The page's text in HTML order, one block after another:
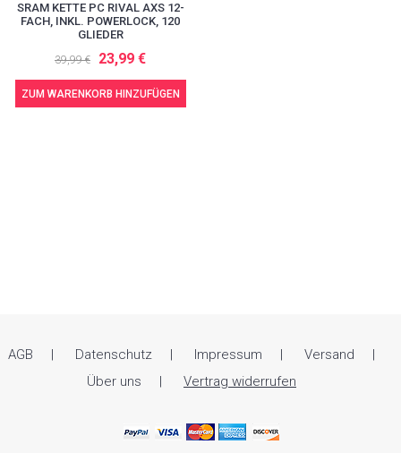
SRAM KETTE PC RIVAL AXS 12-
FACH, INKL. POWERLOCK, 120
GLIEDER
39,99 € 23,99 €
ZUM WARENKORB HINZUFÜGEN
AGB Datenschutz Impressum
Versand
Über uns
Vertrag widerrufen